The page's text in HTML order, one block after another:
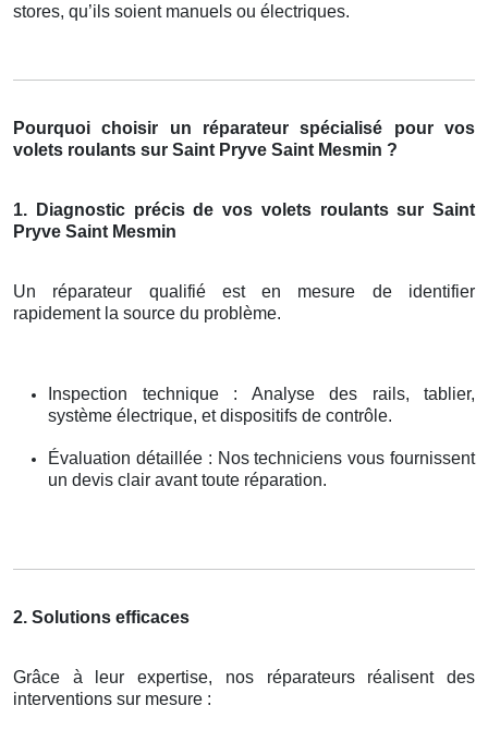
stores, qu’ils soient manuels ou électriques.
Pourquoi choisir un réparateur spécialisé pour vos
volets roulants sur Saint Pryve Saint Mesmin ?
1. Diagnostic précis de vos volets roulants sur Saint
Pryve Saint Mesmin
Un réparateur qualifié est en mesure de identifier
rapidement la source du problème.
Inspection technique : Analyse des rails, tablier,
système électrique, et dispositifs de contrôle.
Évaluation détaillée : Nos techniciens vous fournissent
un devis clair avant toute réparation.
2. Solutions efficaces
Grâce à leur expertise, nos réparateurs réalisent des
interventions sur mesure :